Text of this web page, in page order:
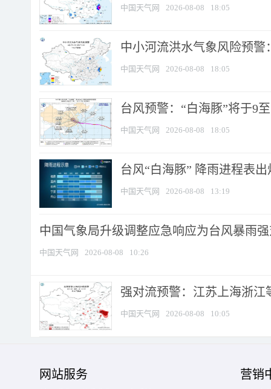
中国天气网 2026-08-08 18:05
中小河流洪水气象风险预
中国天气网 2026-08-08 18:05
台风预警：“白海豚”将于9
中国天气网 2026-08-08 18:05
台风“白海豚” 降雨进程表
中国天气网 2026-08-08 13:19
中国气象局升级调整应急响应为台风暴雨
中国天气网 2026-08-08 10:26
强对流预警：江苏上海浙江
中国天气网 2026-08-08 10:05
网站服务 营销